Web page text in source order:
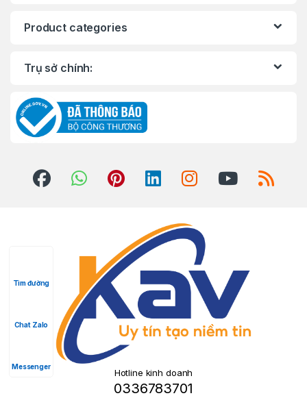
Product categories
Trụ sở chính:
Tìm đường
Chat Zalo
Messenger
Hotline kinh doanh
0336783701